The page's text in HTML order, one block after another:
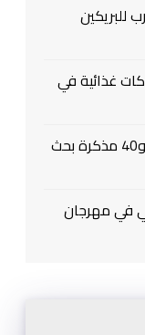
للبريكين
غذائية في
سقوط (الإمبراطور) بعد مطاردة متيرة و40 مذكرة بحث
في مهرجان